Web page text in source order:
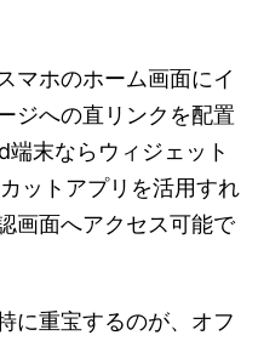
マホのホーム画面にイ
ジへの直リンクを配置
末ならウィジェット
ットアプリを活用すれ
画面へアクセス可能で
に重宝するのが、オフ